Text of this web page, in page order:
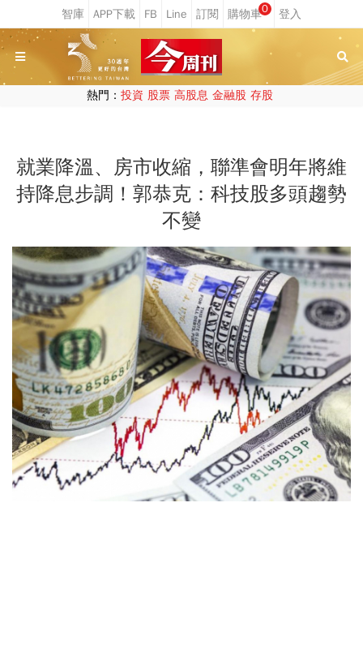
0
熱門： 投資 股票 高股息 金融股 存股
就業降溫、房市收縮，聯準會明年將維
持降息步調！郭恭克：科技股多頭趨勢
不變